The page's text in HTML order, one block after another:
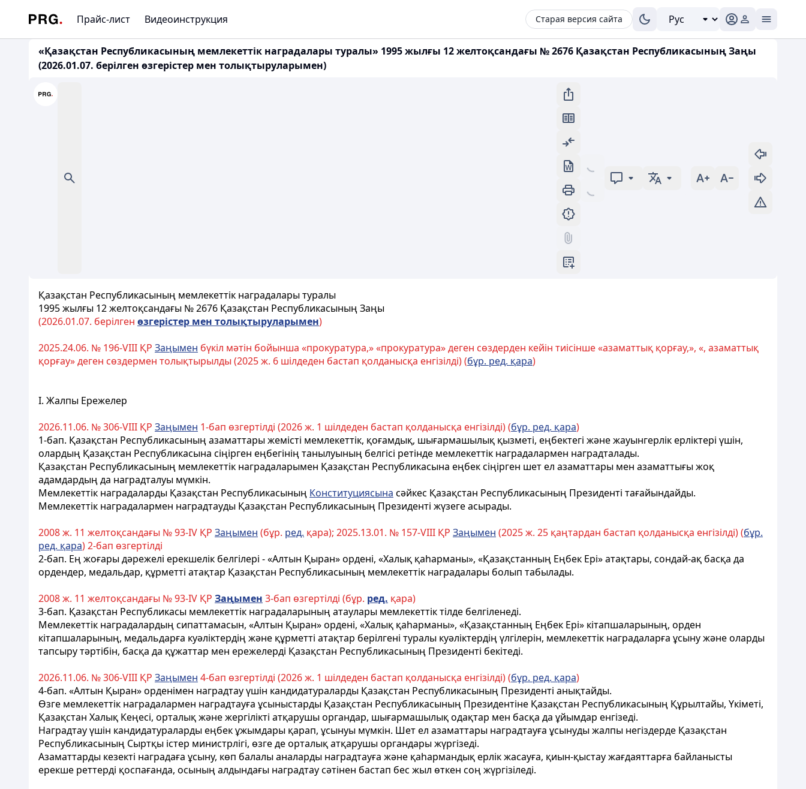
Прайс-лист Видеоинструкция Старая версия сайта
«Қазақстан Республикасының мемлекеттік наградалары туралы» 1995 жылғы 12 желтоқсандағы № 2676 Қазақстан Республикасының Заңы
(2026.01.07. берілген өзгерістер мен толықтыруларымен)
Қазақстан Республикасының мемлекеттік наградалары туралы
1995 жылғы 12 желтоқсандағы № 2676 Қазақстан РеспубликасыныңЗаңы
(2026.01.07. берілген өзгерістер мен толықтыруларымен)
2025.24.06. № 196-VIII ҚР Заңымен бүкіл мəтін бойынша «прокуратура,» «прокуратура» деген сөздерден кейін тиісінше «азаматтық қорғау,», «, азаматтық
қорғау» деген сөздермен толықтырылды (2025 ж. 6 шілдеден бастап қолданысқа енгізілді) (бұр. ред. қара)
I. Жалпы Ережелер
2026.11.06. № 306-VIII ҚР Заңымен 1-бап өзгертілді (2026 ж. 1 шілдеден бастап қолданысқа енгізілді) (бұр. ред. қара)
1-бап. Қазақстан Республикасының азаматтары жемiстi мемлекеттік, қоғамдық, шығармашылық қызметi, еңбектегi және жауынгерлiк ерлiктерi үшiн,
олардың Қазақстан Республикасына сiңiрген еңбегiнiң танылуының белгiсi ретiнде мемлекеттік наградалармен наградталады.
Қазақстан Республикасының мемлекеттік наградаларымен Қазақстан Республикасына еңбек сiңiрген шет ел азаматтары мен азаматтығы жоқ
адамдардың да наградталуы мүмкiн.
Мемлекеттік наградаларды Қазақстан Республикасының Конституциясына сәйкес Қазақстан Республикасының Президенті тағайындайды.
Мемлекеттік наградалармен наградтауды Қазақстан Республикасының Президентi жүзеге асырады.
2008 ж. 11 желтоқсандағы № 93-ІV ҚР Заңымен (бұр. ред. қара); 2025.13.01. № 157-VIII ҚР Заңымен (2025 ж. 25 қаңтардан бастап қолданысқа енгізілді) (бұр.
ред. қара) 2-бап өзгертілді
2-бап. Ең жоғары дәрежелi ерекшелiк белгiлерi - «Алтын Қыран» орденi, «Халық қаһарманы», «Қазақстанның Еңбек Ері» атақтары, сондай-ақ басқа да
ордендер, медальдар, құрметті атақтар Қазақстан Республикасының мемлекеттік наградалары болып табылады.
2008 ж. 11 желтоқсандағы № 93-ІV ҚР Заңымен 3-бап өзгертілді (бұр. ред. қара)
3-бап. Қазақстан Республикасы мемлекеттік наградаларының атаулары мемлекеттік тiлде белгiленедi.
Мемлекеттік наградалардың сипаттамасын, «Алтын Қыран» орденi, «Халық қаһарманы», «Қазақстанның Еңбек Ері» кiтапшаларының, орден
кiтапшаларының, медальдарға куәлiктердiң және құрметтi атақтар берiлгенi туралы куәлiктердiң үлгiлерiн, мемлекеттік наградаларға ұсыну және оларды
тапсыру тәртібін, басқа да құжаттар мен ережелердi Қазақстан Республикасының Президентi бекiтедi.
2026.11.06. № 306-VIII ҚР Заңымен 4-бап өзгертілді (2026 ж. 1 шілдеден бастап қолданысқа енгізілді) (бұр. ред. қара)
4-бап. «Алтын Қыран» орденiмен наградтау үшiн кандидатураларды Қазақстан Республикасының Президентi анықтайды.
Өзге мемлекеттік наградалармен наградтауға ұсыныстарды Қазақстан Республикасының Президентiне Қазақстан Республикасының Құрылтайы, Үкіметі,
Қазақстан Халық Кеңесі, орталық және жергiлiктi атқарушы органдар, шығармашылық одақтар мен басқа да ұйымдар енгiзедi.
Наградтау үшiн кандидатураларды еңбек ұжымдары қарап, ұсынуы мүмкiн. Шет ел азаматтары наградтауға ұсынуды жалпы негiздерде Қазақстан
Республикасының Сыртқы iстер министрлігі, өзге де орталық атқарушы органдары жүргiзедi.
Азаматтарды кезектi наградаға ұсыну, көп балалы аналарды наградтауға және қаhармандық ерлiк жасауға, қиын-қыстау жағдаяттарға байланысты
ерекше реттердi қоспағанда, осының алдындағы наградтау сәтiнен бастап бес жыл өткен соң жүргiзiледi.